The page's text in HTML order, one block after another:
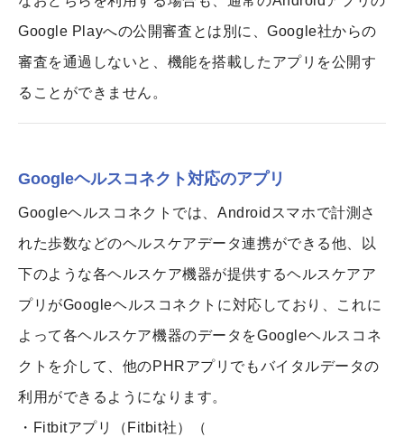
Google Playへの公開審査とは別に、Google社からの
審査を通過しないと、機能を搭載したアプリを公開す
ることができません。
Googleヘルスコネクト対応のアプリ
Googleヘルスコネクトでは、Androidスマホで計測さ
れた歩数などのヘルスケアデータ連携ができる他、以
下のような各ヘルスケア機器が提供するヘルスケアア
プリがGoogleヘルスコネクトに対応しており、これに
よって各ヘルスケア機器のデータをGoogleヘルスコネ
クトを介して、他のPHRアプリでもバイタルデータの
利用ができるようになります。
・Fitbitアプリ（Fitbit社）（